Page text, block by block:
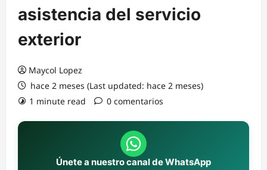
asistencia del servicio
exterior
Maycol Lopez
hace 2 meses (Last updated: hace 2 meses)
1 minute read
0 comentarios
Únete a nuestro canal de WhatsApp